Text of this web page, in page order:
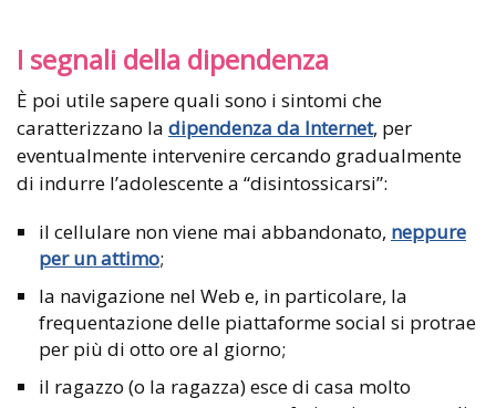
I segnali della dipendenza
È poi utile sapere quali sono i sintomi che
caratterizzano la dipendenza da Internet, per
eventualmente intervenire cercando gradualmente
di indurre l’adolescente a “disintossicarsi”:
il cellulare non viene mai abbandonato, neppure
per un attimo;
la navigazione nel Web e, in particolare, la
frequentazione delle piattaforme social si protrae
per più di otto ore al giorno;
il ragazzo (o la ragazza) esce di casa molto